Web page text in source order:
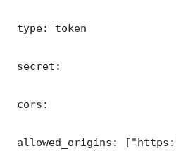
type: token
secret:
cors:
allowed_origins: